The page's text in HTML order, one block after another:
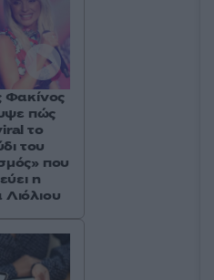
Φακίνος
πώς
το
του
που
η
Λιόλιου